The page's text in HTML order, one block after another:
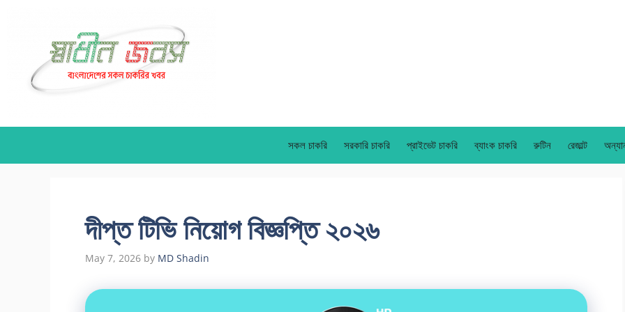
সকল চাকরি সরকারি চাকরি প্রাইভেট চাকরি ব্যাংক চাকরি রুটিন রেজাল্ট
দীপ্ত টিভি নিয়োগ বিজ্ঞপ্তি ২০২৬
May 7, 2026 by MD Shadin